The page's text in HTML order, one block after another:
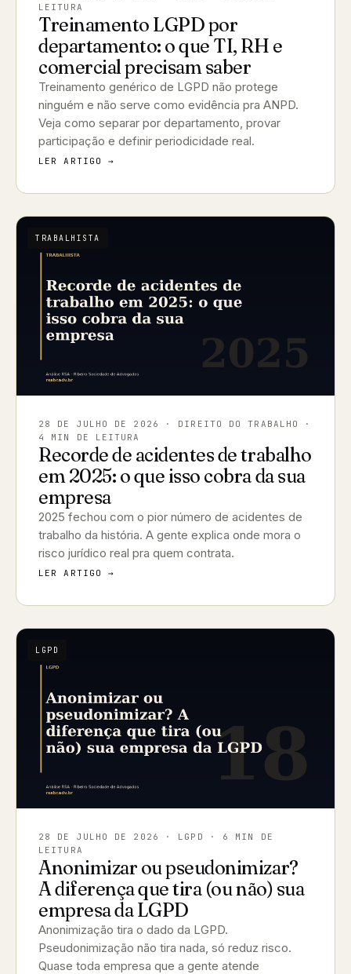
LEITURA
Treinamento LGPD por
departamento: o que TI, RH e
comercial precisam saber
Treinamento genérico de LGPD não protege
ninguém e não serve como evidência pra ANPD.
Veja como separar por departamento, provar
participação e definir periodicidade real.
LER ARTIGO →
TRABALHISTA
28 DE JULHO DE 2026
· DIREITO DO TRABALHO ·
4 MIN DE LEITURA
Recorde de acidentes de trabalho
em 2025: o que isso cobra da sua
empresa
2025 fechou com o pior número de acidentes de
trabalho da história. A gente explica onde mora o
risco jurídico real pra quem contrata.
LER ARTIGO →
LGPD
28 DE JULHO DE 2026
· LGPD · 6 MIN DE
LEITURA
Anonimizar ou pseudonimizar?
A diferença que tira (ou não) sua
empresa da LGPD
Anonimização tira o dado da LGPD.
Pseudonimização não tira nada, só reduz risco.
Quase toda empresa que a gente atende